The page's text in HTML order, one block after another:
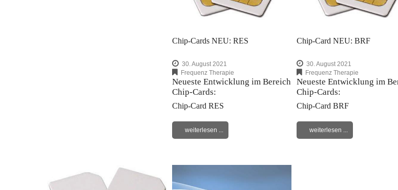
Chip-Cards NEU: RES
30. August 2021
Frequenz Therapie
Neueste Entwicklung im Bereich
Chip-Cards:
Chip-Card RES
weiterlesen ...
Chip-Card NEU: BRF
30. August 2021
Frequenz Therapie
Neueste Entwicklung im
Chip-Cards:
Chip-Card BRF
weiterlesen ...